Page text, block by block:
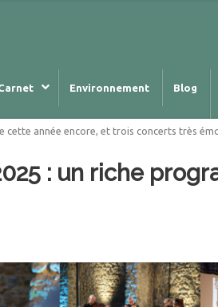
Environnement Blog
cette année encore, et trois concerts très
: un riche